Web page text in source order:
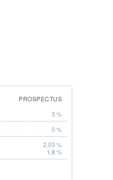
PROSPECTUS
3 %
0 %
2,03 %
1,8 %